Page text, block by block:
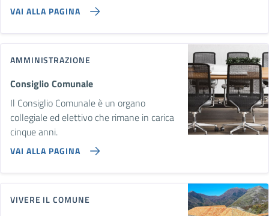
VAI ALLA PAGINA
AMMINISTRAZIONE
Consiglio Comunale
Il Consiglio Comunale è un organo
collegiale ed elettivo che rimane in carica
cinque anni.
VAI ALLA PAGINA
VIVERE IL COMUNE